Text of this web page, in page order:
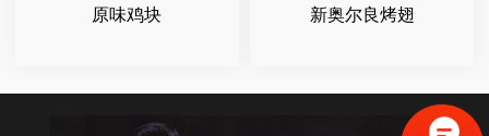
原味鸡块 新奥尔良烤翅